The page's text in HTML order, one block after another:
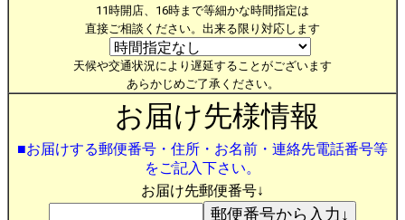
11時開店、16時まで等細かな時間指定は
直接ご相談ください。出来る限り対応します
天候や交通状況により遅延することがございます
あらかじめご了承ください。
お届け先様情報
■お届けする郵便番号・住所・お名前・連絡先電話番号等
をご記入下さい。
お届け先郵便番号↓